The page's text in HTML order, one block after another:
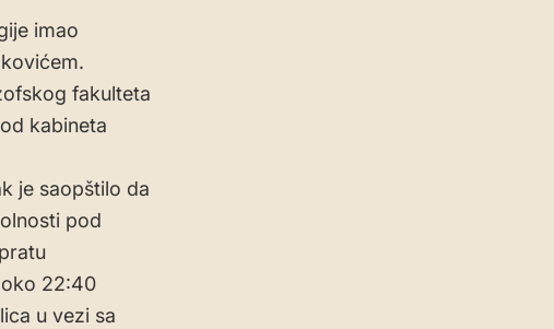
imao
fakulteta
kabineta
je saopštilo da
pod
22:40
u vezi sa